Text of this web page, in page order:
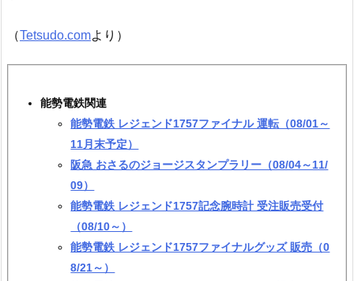
（Tetsudo.comより）
能勢電鉄関連
能勢電鉄 レジェンド1757ファイナル 運転（08/01～
11月末予定）
阪急 おさるのジョージスタンプラリー（08/04～11/
09）
能勢電鉄 レジェンド1757記念腕時計 受注販売受付
（08/10～）
能勢電鉄 レジェンド1757ファイナルグッズ 販売（0
8/21～）